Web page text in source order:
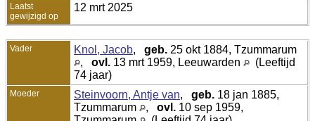
Laatst
gewijzigd op
12 mrt 2025
Vader Knol, Jacob, geb. 25 okt 1884, Tzummarum
, ovl. 13 mrt 1959, Leeuwarden
(Leeftijd
74 jaar)
Moeder Steinvoorn, Antje van, geb. 18 jan 1885,
Tzummarum
, ovl. 10 sep 1959,